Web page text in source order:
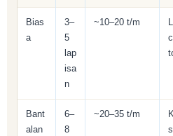
Bias
a
3–
5
lap
isa
n
~10–20 t/m
Bant
alan
6–
8
~20–35 t/m